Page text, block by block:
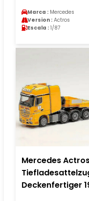
Marca : Mercedes
Version : Actros
Escala : 1/87
Mercedes
Deckenfertiger